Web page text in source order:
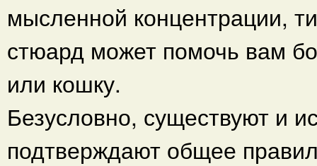
мысленной концентрации,
стюард может помочь вам
или кошку.
Безусловно, существуют и
подтверждают общее